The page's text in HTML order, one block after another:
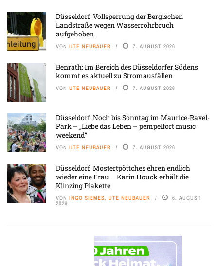
Düsseldorf: Vollsperrung der Bergischen
Landstraße wegen Wasserrohrbruch
aufgehoben
VON UTE NEUBAUER 7. AUGUST 2026
Benrath: Im Bereich des Düsseldorfer Südens
kommt es aktuell zu Stromausfällen
VON UTE NEUBAUER 7. AUGUST 2026
Düsseldorf: Noch bis Sonntag im Maurice-Ravel-
Park – „Liebe das Leben – pempelfort music
weekend“
VON UTE NEUBAUER 7. AUGUST 2026
Düsseldorf: Mostertpöttches ehren endlich
wieder eine Frau – Karin Houck erhält die
Klinzing Plakette
VON INGO SIEMES, UTE NEUBAUER 6. AUGUST
2026